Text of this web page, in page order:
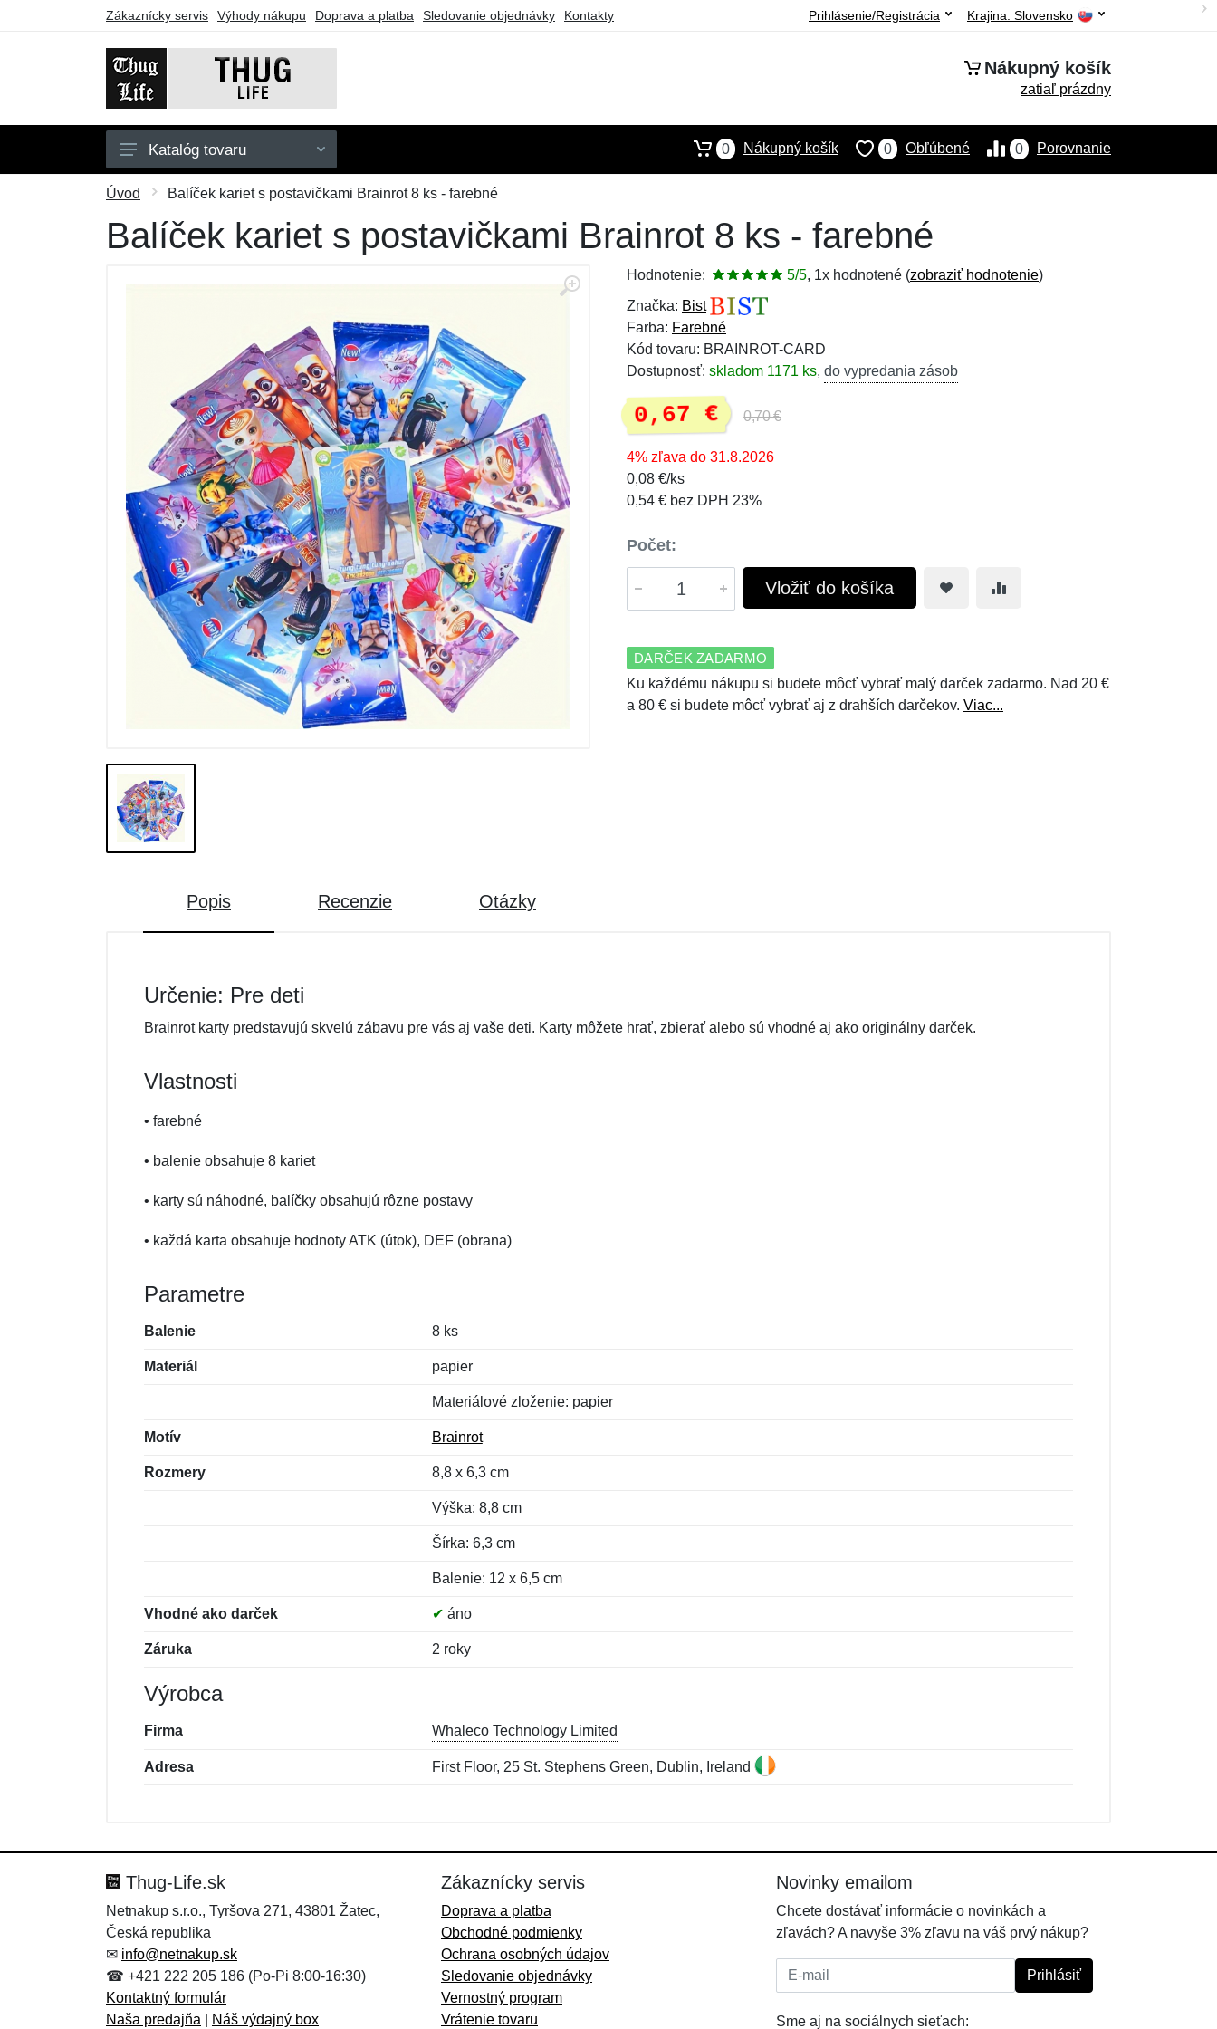
Zákaznícky servis Výhody nákupu Doprava a platba Sledovanie objednávky Kontakty Krajina: Slovensko
Prihlásenie/Registrácia
Nákupný košík
zatiaľ prázdny
Pánske
Dámske
Katalóg tovaru 0 Porovnanie
0 Obľúbené
0 Nákupný košík
Úvod Balíček kariet s postavičkami Brainrot 8 ks - farebné
Balíček kariet s postavičkami Brainrot 8 ks - farebné
Hodnotenie: 5/5, 1x hodnotené (zobraziť hodnotenie)
Značka: Bist
Farba: Farebné
Kód tovaru: BRAINROT-CARD
Dostupnosť: skladom 1171 ks, do vypredania zásob
0,67 € 0,70 €
4% zľava do 31.8.2026
0,08 €/ks
0,54 € bez DPH 23%
Počet:
Vložiť do košíka
DARČEK ZADARMO
Ku každému nákupu si budete môcť vybrať malý darček zadarmo. Nad 20 €
a 80 € si budete môcť vybrať aj z drahších darčekov. Viac...
Popis Recenzie Otázky
Určenie: Pre deti
Brainrot karty predstavujú skvelú zábavu pre vás aj vaše deti. Karty môžete hrať, zbierať alebo sú vhodné aj ako originálny darček.
Vlastnosti
• farebné
• balenie obsahuje 8 kariet
• karty sú náhodné, balíčky obsahujú rôzne postavy
• každá karta obsahuje hodnoty ATK (útok), DEF (obrana)
Parametre
Balenie 8 ks
Materiál papier
Materiálové zloženie: papier
Motív Brainrot
Rozmery 8,8 x 6,3 cm
Výška: 8,8 cm
Šírka: 6,3 cm
Balenie: 12 x 6,5 cm
Vhodné ako darček ✔ áno
Záruka 2 roky
Výrobca
Firma Whaleco Technology Limited
Adresa First Floor, 25 St. Stephens Green, Dublin, Ireland
Správa*
Správa*
Thug-Life.sk
Netnakup s.r.o., Tyršova 271, 43801 Žatec,
Česká republika
✉ info@netnakup.sk
☎ +421 222 205 186 (Po-Pi 8:00-16:30)
Kontaktný formulár
Naša predajňa
Náš výdajný box
Zákaznícky servis
Doprava a platba
Obchodné podmienky
Ochrana osobných údajov
Sledovanie objednávky
Vernostný program
Vrátenie tovaru
Novinky emailom
Chcete dostávať informácie o novinkách a
zľavách? A navyše 3% zľavu na váš prvý nákup?
E-mail: Prihlásiť
Sme aj na sociálnych sieťach: